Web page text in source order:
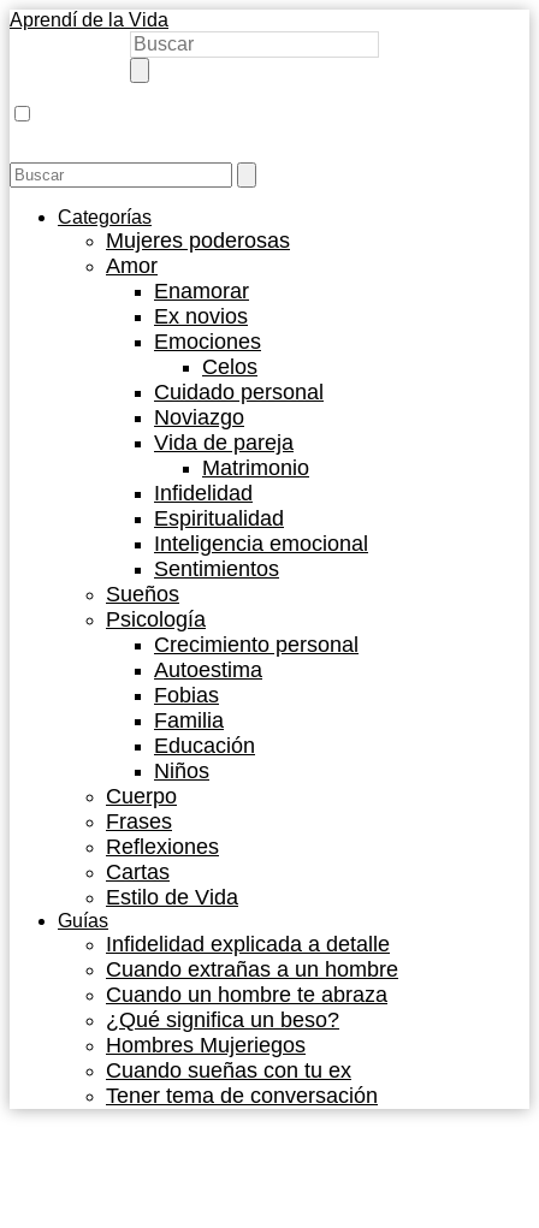
Aprendí de la Vida
Categorías
Mujeres poderosas
Amor
Enamorar
Ex novios
Emociones
Celos
Cuidado personal
Noviazgo
Vida de pareja
Matrimonio
Infidelidad
Espiritualidad
Inteligencia emocional
Sentimientos
Sueños
Psicología
Crecimiento personal
Autoestima
Fobias
Familia
Educación
Niños
Cuerpo
Frases
Reflexiones
Cartas
Estilo de Vida
Guías
Infidelidad explicada a detalle
Cuando extrañas a un hombre
Cuando un hombre te abraza
¿Qué significa un beso?
Hombres Mujeriegos
Cuando sueñas con tu ex
Tener tema de conversación